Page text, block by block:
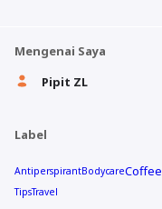
Mengenai Saya
Pipit ZL
Label
AntiperspirantBodycareCoffee
TipsTravel